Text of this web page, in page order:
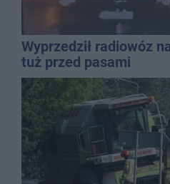
Wyprzedził radiowóz
tuż przed pasami